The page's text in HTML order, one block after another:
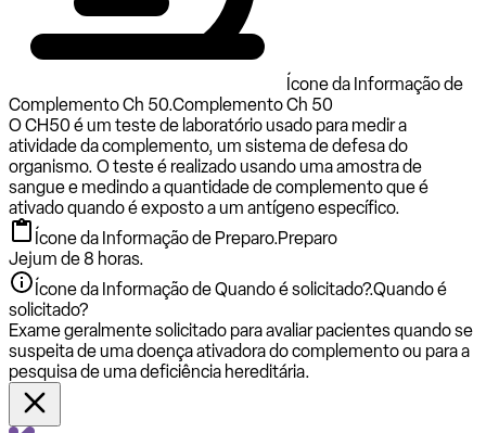
Ícone da Informação de
Complemento Ch 50.Complemento Ch 50
O CH50 é um teste de laboratório usado para medir a
atividade da complemento, um sistema de defesa do
organismo. O teste é realizado usando uma amostra de
sangue e medindo a quantidade de complemento que é
ativado quando é exposto a um antígeno específico.
Ícone da Informação de Preparo.Preparo
Jejum de 8 horas.
Ícone da Informação de Quando é solicitado?.Quando é
solicitado?
Exame geralmente solicitado para avaliar pacientes quando se
suspeita de uma doença ativadora do complemento ou para a
pesquisa de uma deficiência hereditária.